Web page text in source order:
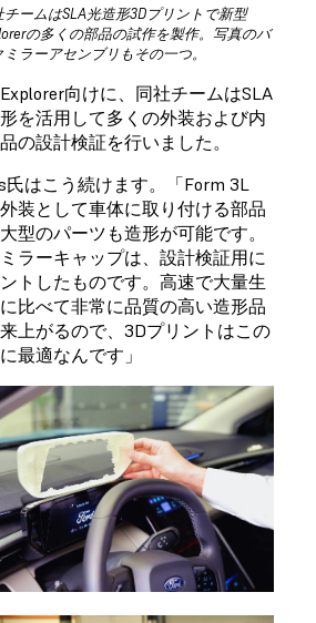
チームはSLA光造形3Dプリントで新型
の多くの部品の試作を製作。写真のバ
ミラーアセンブリもその一つ。
向けに、同社チームはSLA
を活用して多くの外装および内
の設計検証を行いました。
氏はこう続けます。「Form 3L
装として車体に取り付ける部品
型のパーツも造形が可能です。
ラーキャップは、設計検証用に
トしたものです。高速で大量生
比べて非常に品質の高い造形品
上がるので、3Dプリントはこの
最適なんです」